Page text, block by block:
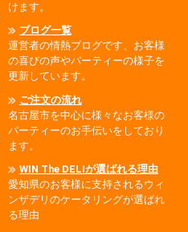
けます。
ブログ一覧
運営者の情熱ブログです、お客様
の喜びの声やパーティーの様子を
更新しています。
ご注文の流れ
名古屋市を中心に様々なお客様の
パーティーのお手伝いをしており
ます。
WIN The DELIが選ばれる理由
愛知県のお客様に支持されるウィ
ンザデリのケータリングが選ばれ
る理由